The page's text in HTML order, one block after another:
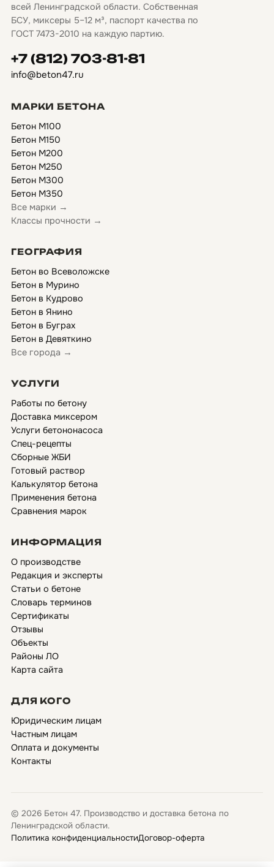
всей Ленинградской области. Собственная
БСУ, миксеры 5–12 м³, паспорт качества по
ГОСТ 7473-2010 на каждую партию.
+7 (812) 703-81-81
info@beton47.ru
МАРКИ БЕТОНА
Бетон М100
Бетон М150
Бетон М200
Бетон М250
Бетон М300
Бетон М350
Все марки →
Классы прочности →
ГЕОГРАФИЯ
Бетон во Всеволожске
Бетон в Мурино
Бетон в Кудрово
Бетон в Янино
Бетон в Буграх
Бетон в Девяткино
Все города →
УСЛУГИ
Работы по бетону
Доставка миксером
Услуги бетононасоса
Спец-рецепты
Сборные ЖБИ
Готовый раствор
Калькулятор бетона
Применения бетона
Сравнения марок
ИНФОРМАЦИЯ
О производстве
Редакция и эксперты
Статьи о бетоне
Словарь терминов
Сертификаты
Отзывы
Объекты
Районы ЛО
Карта сайта
ДЛЯ КОГО
Юридическим лицам
Частным лицам
Оплата и документы
Контакты
© 2026 Бетон 47. Производство и доставка бетона по
Ленинградской области.
Политика конфиденциальностиДоговор-оферта